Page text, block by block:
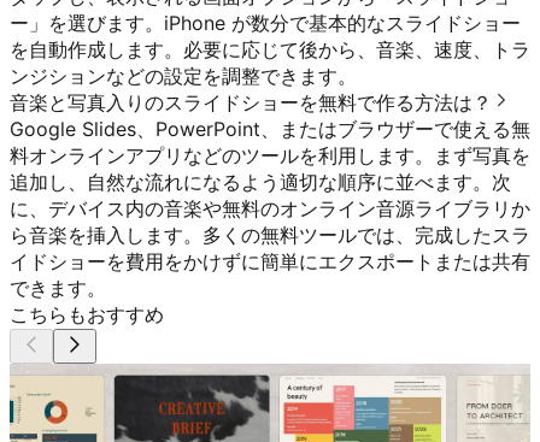
ー」を選びます。iPhone が数分で基本的なスライドショー
を自動作成します。必要に応じて後から、音楽、速度、トラ
ンジションなどの設定を調整できます。
音楽と写真入りのスライドショーを無料で作る方法は？
Google Slides、PowerPoint、またはブラウザーで使える無
料オンラインアプリなどのツールを利用します。まず写真を
追加し、自然な流れになるよう適切な順序に並べます。次
に、デバイス内の音楽や無料のオンライン音源ライブラリか
ら音楽を挿入します。多くの無料ツールでは、完成したスラ
イドショーを費用をかけずに簡単にエクスポートまたは共有
できます。
こちらもおすすめ